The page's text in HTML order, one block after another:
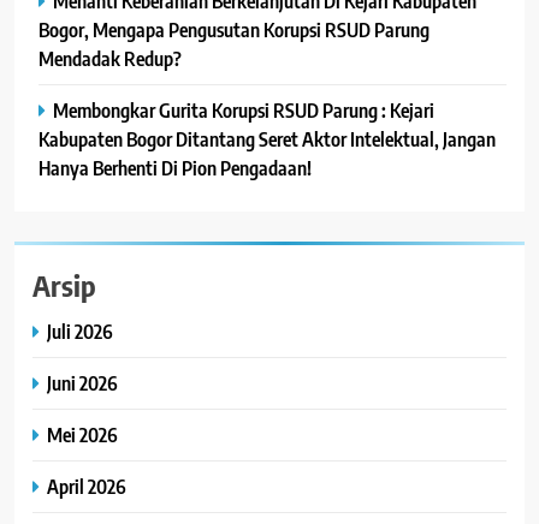
Bogor, Mengapa Pengusutan Korupsi RSUD Parung
Mendadak Redup?
Membongkar Gurita Korupsi RSUD Parung : Kejari
Kabupaten Bogor Ditantang Seret Aktor Intelektual, Jangan
Hanya Berhenti Di Pion Pengadaan!
Arsip
Juli 2026
Juni 2026
Mei 2026
April 2026